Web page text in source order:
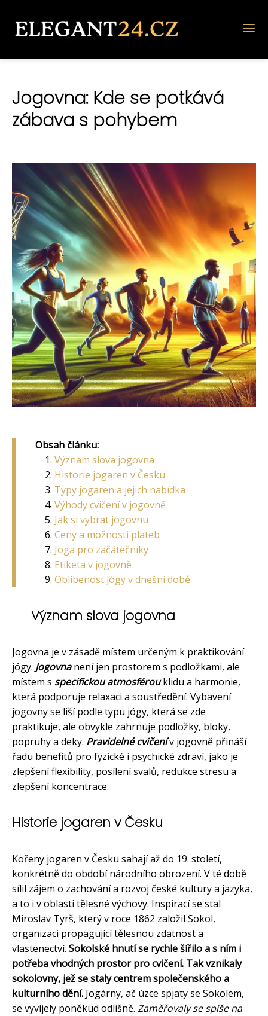
Jogovna: Kde se potkává
zábava s pohybem
Obsah článku:
Význam slova jogovna
Historie jogaren v Česku
Typy jogaren a jejich nabídka
Výhody cvičení v jogovně
Jak si vybrat jogovnu
Ceny a možnosti plateb
Joga pro začátečníky
Etiketa v jogovně
Oblíbenost jógy v dnešní době
Význam slova jogovna
Jogovna je v zásadě místem určeným k praktikování
jógy. Jogovnanení jen prostorem s podložkami, ale
místem s specifickou atmosférouklidu a harmonie,
která podporuje relaxaci a soustředění. Vybavení
jogovny se liší podle typu jógy, která se zde
praktikuje, ale obvykle zahrnuje podložky, bloky,
popruhy a deky. Pravidelné cvičenív jogovně přináší
řadu benefitů pro fyzické i psychické zdraví, jako je
zlepšení flexibility, posílení svalů, redukce stresu a
zlepšení koncentrace.
Historie jogaren v Česku
Kořeny jogaren v Česku sahají až do 19. století,
konkrétně do období národního obrození. V té době
sílil zájem o zachování a rozvoj české kultury a jazyka,
a to i v oblasti tělesné výchovy. Inspirací se stal
Miroslav Tyrš, který v roce 1862 založil Sokol,
organizaci propagující tělesnou zdatnost a
vlastenectví. Sokolské hnutí se rychle šířilo a s ním i
potřeba vhodných prostor pro cvičení. Tak vznikaly
sokolovny, jež se staly centrem společenského a
kulturního dění. Jogárny, ač úzce spjaty se Sokolem,
se vyvíjely poněkud odlišně. Zaměřovaly se spíše na